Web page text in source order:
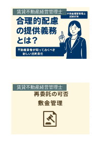
賃貸不動産経営管理士
賃貸不動産経営管理士